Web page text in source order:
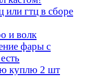
или гтц в сборе
и волк
фары с
куплю 2 шт